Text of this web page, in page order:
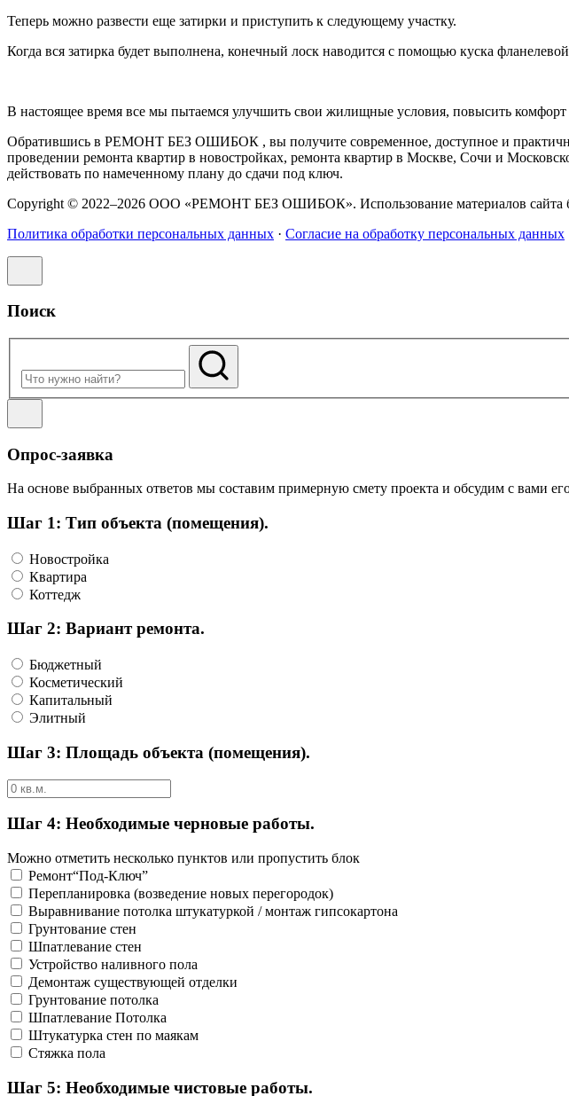
Теперь можно развести еще затирки и приступить к следующему участку.
Когда вся затирка будет выполнена, конечный лоск наводится с помощью куска фланелевой
В настоящее время все мы пытаемся улучшить свои жилищные условия, повысить
Обратившись в РЕМОНТ БЕЗ ОШИБОК , вы получите современное, доступное и
проведении ремонта квартир в новостройках, ремонта квартир в Москве, Сочи и
действовать по намеченному плану до сдачи под ключ.
Copyright © 2022–2026 ООО «РЕМОНТ БЕЗ ОШИБОК». Использование материалов сайта
Политика обработки персональных данных · Согласие на обработку персональных данных
Поиск
Опрос-заявка
На основе выбранных ответов мы составим примерную смету проекта и обсудим с вами
Шаг 1: Тип объекта (помещения).
Новостройка
Квартира
Коттедж
Шаг 2: Вариант ремонта.
Бюджетный
Косметический
Капитальный
Элитный
Шаг 3: Площадь объекта (помещения).
Шаг 4: Необходимые черновые работы.
Можно отметить несколько пунктов или пропустить блок
Ремонт“Под-Ключ”
Перепланировка (возведение новых перегородок)
Выравнивание потолка штукатуркой / монтаж гипсокартона
Грунтование стен
Шпатлевание стен
Устройство наливного пола
Демонтаж существующей отделки
Грунтование потолка
Шпатлевание Потолка
Штукатурка стен по маякам
Стяжка пола
Шаг 5: Необходимые чистовые работы.